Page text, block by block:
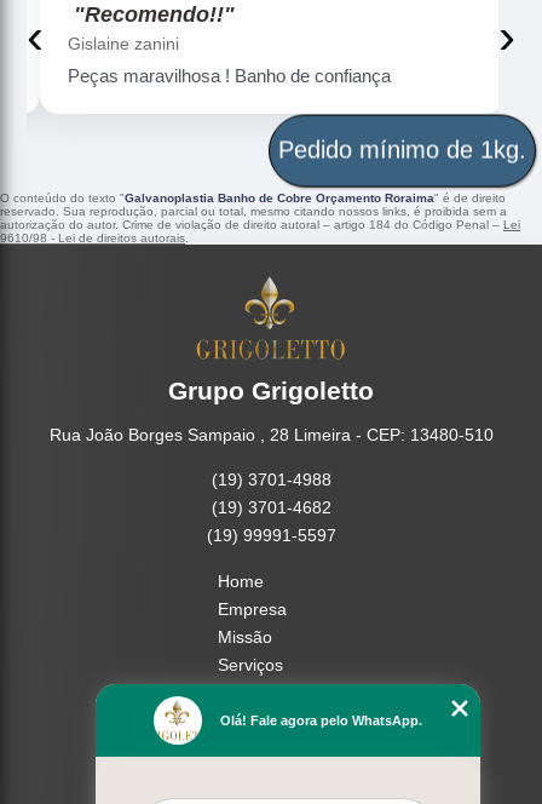
"Recomendo!!"
Gislaine zanini
Peças maravilhosa ! Banho de confiança
‹ ›
O conteúdo do texto "Galvanoplastia Banho de Cobre Orçamento Roraima" é de direito
reservado. Sua reprodução, parcial ou total, mesmo citando nossos links, é proibida sem a
autorização do autor. Crime de violação de direito autoral – artigo 184 do Código Penal – Lei
9610/98 - Lei de direitos autorais
Grupo Grigoletto
Rua João Borges Sampaio , 28 Limeira - CEP: 13480-510
(19) 3701-4988
(19) 3701-4682
(19) 99991-5597
Home
Empresa
Missão
Serviços
Mapa do site
Olá! Fale agora pelo WhatsApp.
Pedido mínimo de 1kg.